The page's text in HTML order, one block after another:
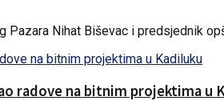
Nihat Biševac i predsjednik
radove na bitnim projektima u